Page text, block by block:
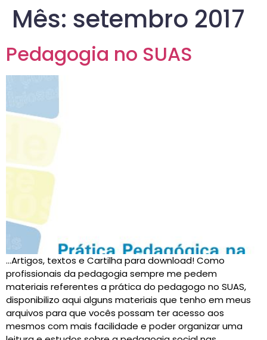
Mês: setembro 2017
Pedagogia no SUAS
…Artigos, textos e Cartilha para download! Como
profissionais da pedagogia sempre me pedem
materiais referentes a prática do pedagogo no SUAS,
disponibilizo aqui alguns materiais que tenho em meus
arquivos para que vocês possam ter acesso aos
mesmos com mais facilidade e poder organizar uma